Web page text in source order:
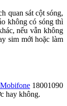
quan sát cột sóng,
không có sóng thì
nếu vẫn không
sim mới hoặc làm
18001090
hay không.